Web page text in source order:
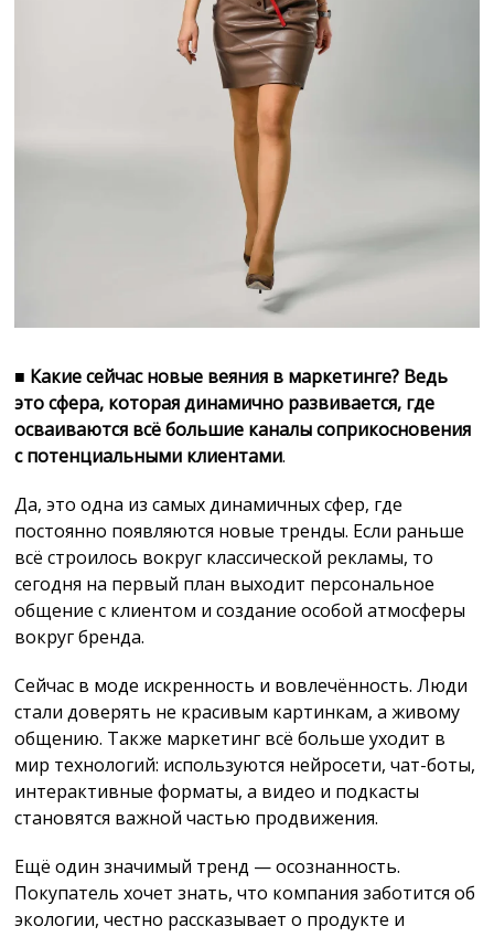
■ Какие сейчас новые веяния в маркетинге? Ведь
это сфера, которая динамично развивается, где
осваиваются всё большие каналы соприкосновения
с потенциальными клиентами.
Да, это одна из самых динамичных сфер, где
постоянно появляются новые тренды. Если раньше
всё строилось вокруг классической рекламы, то
сегодня на первый план выходит персональное
общение с клиентом и создание особой атмосферы
вокруг бренда.
Сейчас в моде искренность и вовлечённость. Люди
стали доверять не красивым картинкам, а живому
общению. Также маркетинг всё больше уходит в
мир технологий: используются нейросети, чат-боты,
интерактивные форматы, а видео и подкасты
становятся важной частью продвижения.
Ещё один значимый тренд — осознанность.
Покупатель хочет знать, что компания заботится об
экологии, честно рассказывает о продукте и